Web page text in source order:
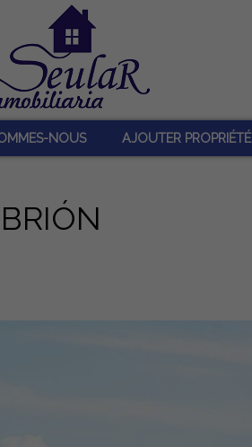
NOUS AJOUTER PROPRIÉTÉ